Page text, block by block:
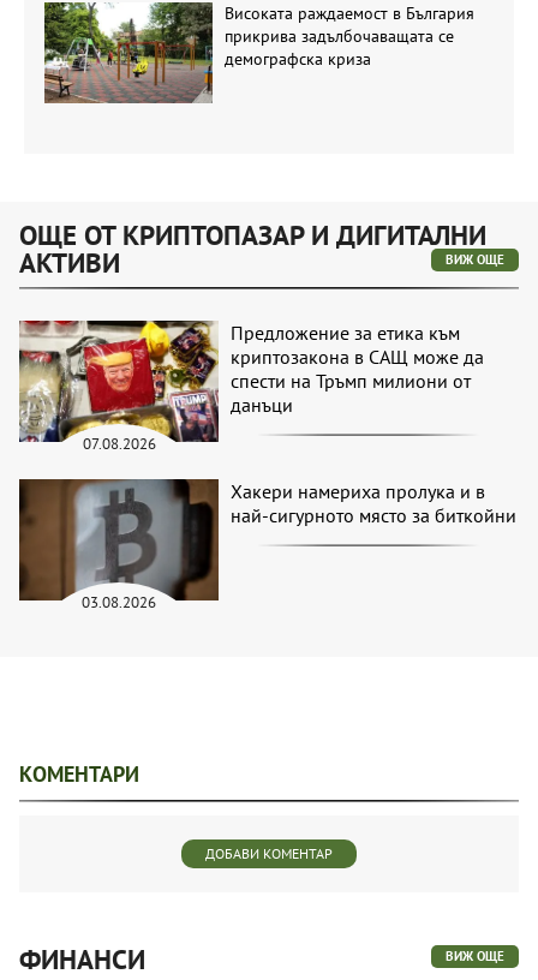
Високата раждаемост в България
прикрива задълбочаващата се
демографска криза
ОЩЕ ОТ КРИПТОПАЗАР И ДИГИТАЛНИ
АКТИВИ ВИЖ ОЩЕ
07.08.2026
Предложение за етика към
криптозакона в САЩ може да
спести на Тръмп милиони от
данъци
03.08.2026
Хакери намериха пролука и в
най-сигурното място за биткойни
КОМЕНТАРИ
ДОБАВИ КОМЕНТАР
ФИНАНСИ ВИЖ ОЩЕ